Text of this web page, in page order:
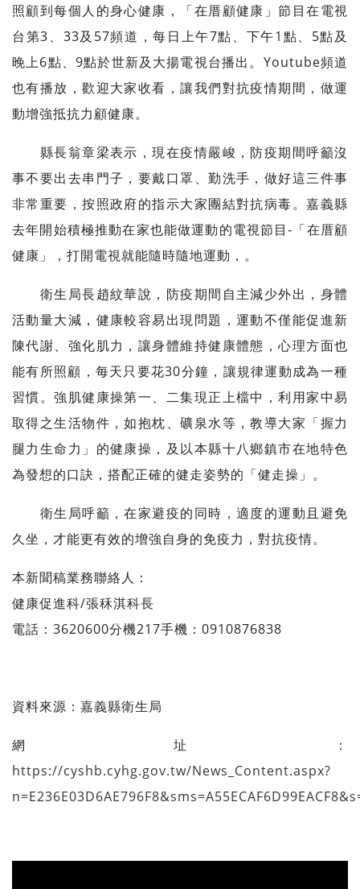
照顧到每個人的身心健康，「在厝顧健康」節目在電視
台第3、33及57頻道，每日上午7點、下午1點、5點及
晚上6點、9點於世新及大揚電視台播出。Youtube頻道
也有播放，歡迎大家收看，讓我們對抗疫情期間，做運
動增強抵抗力顧健康。
縣長翁章梁表示，現在疫情嚴峻，防疫期間呼籲沒
事不要出去串門子，要戴口罩、勤洗手，做好這三件事
非常重要，按照政府的指示大家團結對抗病毒。嘉義縣
去年開始積極推動在家也能做運動的電視節目-「在厝顧
健康」，打開電視就能隨時隨地運動，。
衛生局長趙紋華說，防疫期間自主減少外出，身體
活動量大減，健康較容易出現問題，運動不僅能促進新
陳代謝、強化肌力，讓身體維持健康體態，心理方面也
能有所照顧，每天只要花30分鐘，讓規律運動成為一種
習慣。強肌健康操第一、二集現正上檔中，利用家中易
取得之生活物件，如抱枕、礦泉水等，教導大家「握力
腿力生命力」的健康操，及以本縣十八鄉鎮市在地特色
為發想的口訣，搭配正確的健走姿勢的「健走操」。
衛生局呼籲，在家避疫的同時，適度的運動且避免
久坐，才能更有效的增強自身的免疫力，對抗疫情。
本新聞稿業務聯絡人：
健康促進科/張秝淇科長
電話：3620600分機217手機：0910876838
資料來源：嘉義縣衛生局
網址：
https://cyshb.cyhg.gov.tw/News_Content.aspx?